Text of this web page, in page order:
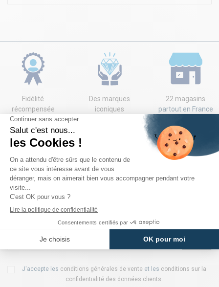
Fidélité
récompensée
en bons d'achats
Des marques
iconiques
22 magasins
partout en France
NEWSLETTER
Ventes flash, codes promo, nouveaux arrivages... rien ne vous
échappera! Inscrivez-vous vite à notre newsletter pour recevoir
J'accepte les conditions générales de vente et les conditions sur la
confidentialité des données clients